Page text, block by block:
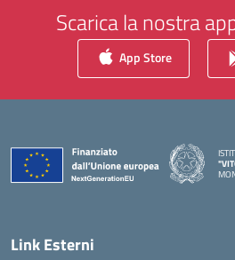
Scarica la nostra
App Store
Link Esterni